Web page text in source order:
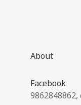
About
Facebook
9862848862,